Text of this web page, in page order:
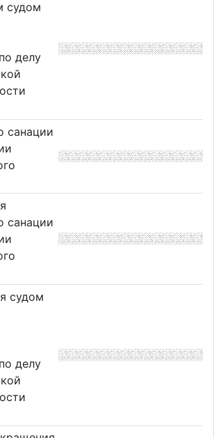
судом
делу
санации
санации
судом
делу